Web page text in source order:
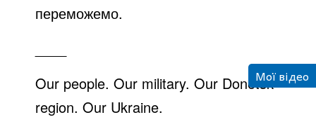
i
d
e
переможемо.
Our people. Our military. Our Donetsk
region. Our Ukraine.
Мої відео